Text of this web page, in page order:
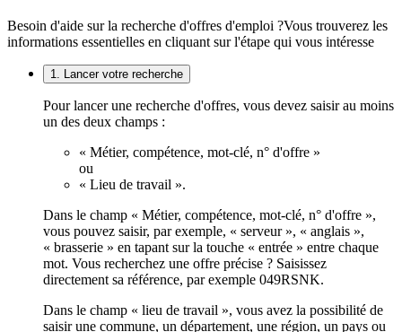
Besoin d'aide sur la recherche d'offres d'emploi ?Vous trouverez les
informations essentielles en cliquant sur l'étape qui vous intéresse
1. Lancer votre recherche
Pour lancer une recherche d'offres, vous devez saisir au moins
un des deux champs :
« Métier, compétence, mot-clé, n° d'offre »
ou
« Lieu de travail ».
Dans le champ « Métier, compétence, mot-clé, n° d'offre »,
vous pouvez saisir, par exemple, « serveur », « anglais »,
« brasserie » en tapant sur la touche « entrée » entre chaque
mot. Vous recherchez une offre précise ? Saisissez
directement sa référence, par exemple 049RSNK.
Dans le champ « lieu de travail », vous avez la possibilité de
saisir une commune, un département, une région, un pays ou